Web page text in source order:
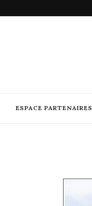
ESPACE PARTENAIRES